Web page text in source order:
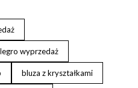
wyprzedaż
bluza z kryształkami